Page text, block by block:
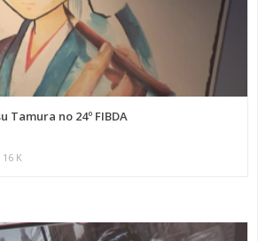
Tamura no 24º FIBDA
16 K